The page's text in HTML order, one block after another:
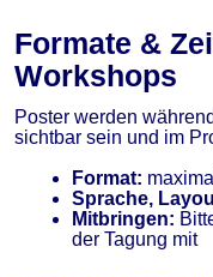
Formate &
Workshops
Poster werden
sichtbar sein und im
Format:
Sprache,
Mitbringen:
der Tagung mit